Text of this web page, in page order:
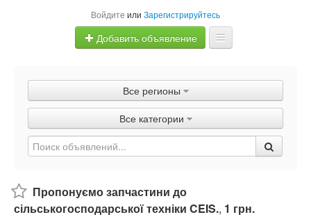
Войдите или Зарегистрируйтесь
Добавить объявление
Объявления
Быстрая продажа
Все регионы
Все категории
Пропонуємо запчастини до
сільськогосподарської техніки CEIS., 1 грн.